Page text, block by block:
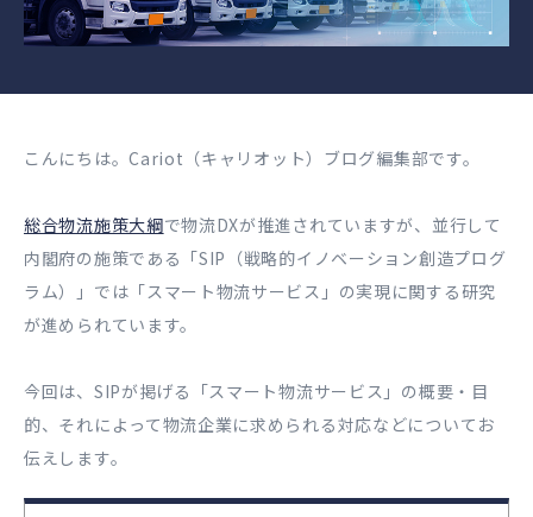
こんにちは。Cariot（キャリオット）ブログ編集部です。
総合物流施策大綱で物流DXが推進されていますが、並行して
内閣府の施策である「SIP（戦略的イノベーション創造プログ
ラム）」では「スマート物流サービス」の実現に関する研究
が進められています。
今回は、SIPが掲げる「スマート物流サービス」の概要・目
的、それによって物流企業に求められる対応などについてお
伝えします。